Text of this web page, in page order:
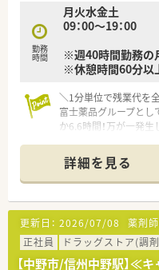
≪プライベートの時間
■最大20日間（1～4回
※（例）①20日、②10
回 ※最低5日取得
確保できます。
≪充実した教育制度
どの科目の履修が可能
≪安心して長く働け
■育時休業は最大3年
「98.6％（昨年までの2
■育時時短勤務は、最
が小学校卒業する迄取
■夫婦共に就業してい
勤務
時間
月火水金土
09：00～19：00
※週40時間勤務の
※休憩時間60分以
＼1分単位で残業代を
富士薬品グループとし
か6.6時間！万が一発
【店舗情報と応需状況に
■信州中野駅から徒歩
など幅広い科目の処方
■広域からの処方箋も
症例に触れながら薬剤
です。
■常勤5名、パート5名
詳細を見る
更新日： 2026/07/08 薬剤
正社員
ドラッグストア(調
【中野市/信州中野駅】≪